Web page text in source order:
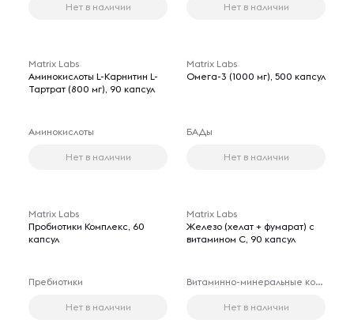
Нет в наличии Нет в наличии
Matrix Labs
Аминокислоты L-Карнитин L-
Тартрат (800 мг), 90 капсул
Аминокислоты
Нет в наличии
Matrix Labs
Омега-3 (1000 мг), 500 капсул
БАДы
Нет в наличии
Matrix Labs
Пробиотики Комплекс, 60
капсул
Пребиотики
Нет в наличии
Matrix Labs
Железо (хелат + фумарат) с
витамином С, 90 капсул
Витаминно-минеральные комплексы
Нет в наличии